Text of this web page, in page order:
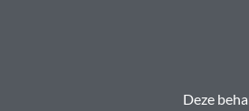
Deze